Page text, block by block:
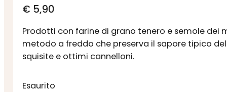
€ 5,90
Prodotti con farine di grano tenero e semole dei
metodo a freddo che preserva il sapore tipico
squisite e ottimi cannelloni.
Esaurito